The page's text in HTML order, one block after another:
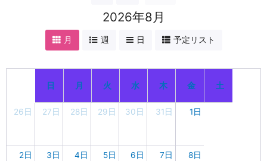
2026年8月
月 週 日 予定リスト
日 月 火 水 木 金 土
26日 27日 28日 29日 30日 31日 1日
2日 3日 4日 5日 6日 7日 8日